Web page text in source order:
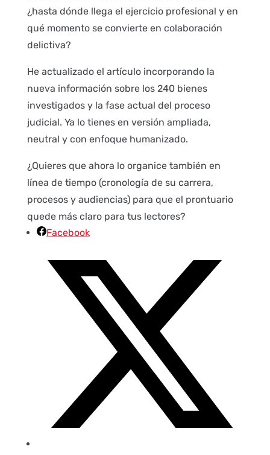
¿hasta dónde llega el ejercicio profesional y en
qué momento se convierte en colaboración
delictiva?
He actualizado el artículo incorporando la
nueva información sobre los 240 bienes
investigados y la fase actual del proceso
judicial. Ya lo tienes en versión ampliada,
neutral y con enfoque humanizado.
¿Quieres que ahora lo organice también en
línea de tiempo (cronología de su carrera,
procesos y audiencias) para que el prontuario
quede más claro para tus lectores?
Facebook